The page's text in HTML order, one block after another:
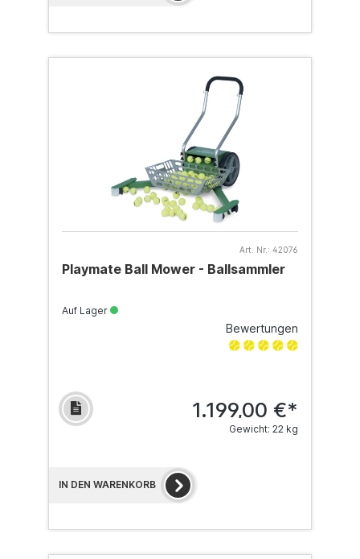
Art. Nr.: 42076
Playmate Ball Mower - Ballsammler
Auf Lager
Bewertungen
1.199,00 €*
Gewicht: 22 kg
IN DEN WARENKORB